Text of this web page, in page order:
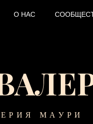
О НАС
МАУРИ